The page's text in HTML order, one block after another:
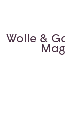
Wolle &